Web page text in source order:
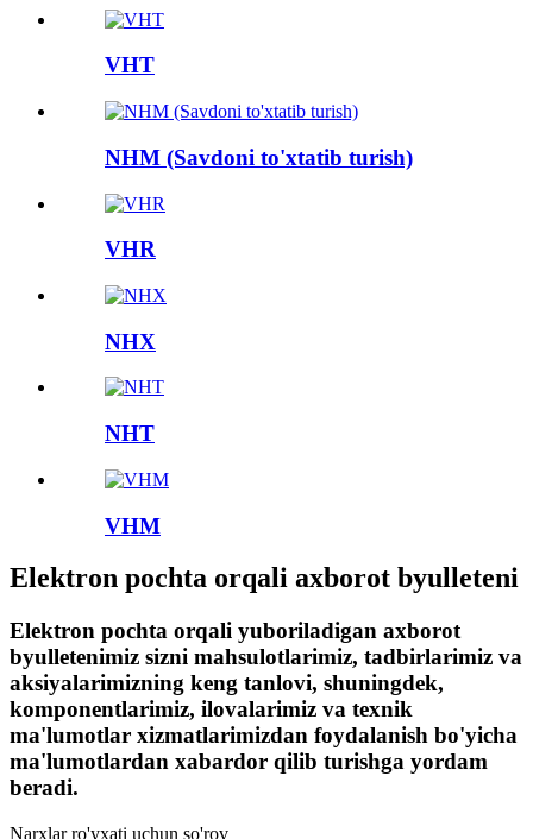
VHT
NHM (Savdoni to'xtatib turish)
VHR
NHX
NHT
VHM
Elektron pochta orqali axborot byulleteni
Elektron pochta orqali yuboriladigan axborot
byulletenimiz sizni mahsulotlarimiz, tadbirlarimiz va
aksiyalarimizning keng tanlovi, shuningdek,
komponentlarimiz, ilovalarimiz va texnik
ma'lumotlar xizmatlarimizdan foydalanish bo'yicha
ma'lumotlardan xabardor qilib turishga yordam
beradi.
Narxlar ro'yxati uchun so'rov